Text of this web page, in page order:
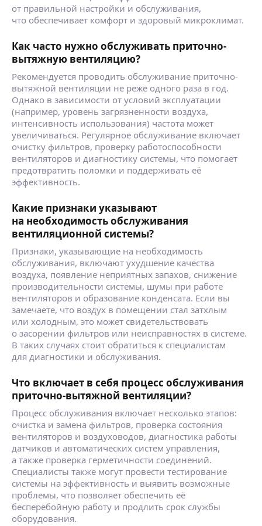
от правильной настройки и обслуживания,
что обеспечивает комфорт и здоровый микроклимат.
Как часто нужно обслуживать приточно-
вытяжную вентиляцию?
Рекомендуется проводить обслуживание приточно-
вытяжной вентиляции не реже одного раза в год.
Однако в зависимости от условий эксплуатации
(например, уровень загрязненности воздуха,
интенсивность использования) частота может
увеличиваться. Регулярное обслуживание включает
очистку фильтров, проверку работоспособности
вентиляторов и диагностику системы, что помогает
предотвратить поломки и поддерживать её
эффективность.
Какие признаки указывают
на необходимость обслуживания
вентиляционной системы?
Признаки, указывающие на необходимость
обслуживания, включают ухудшение качества
воздуха, появление неприятных запахов, снижение
производительности системы, шумы при работе
вентиляторов и образование конденсата. Если вы
замечаете, что воздух в помещении стал затхлым
или холодным, это может свидетельствовать
о засорении фильтров или неисправностях в системе.
В таких случаях стоит обратиться к специалистам
для диагностики и обслуживания.
Что включает в себя процесс обслуживания
приточно-вытяжной вентиляции?
Процесс обслуживания включает несколько этапов:
очистка и замена фильтров, проверка состояния
вентиляторов и воздуховодов, диагностика работы
датчиков и автоматических систем управления,
а также проверка герметичности соединений.
Специалисты также могут провести тестирование
системы на эффективность и выявить возможные
проблемы, что позволяет обеспечить её
бесперебойную работу и продлить срок службы
оборудования.